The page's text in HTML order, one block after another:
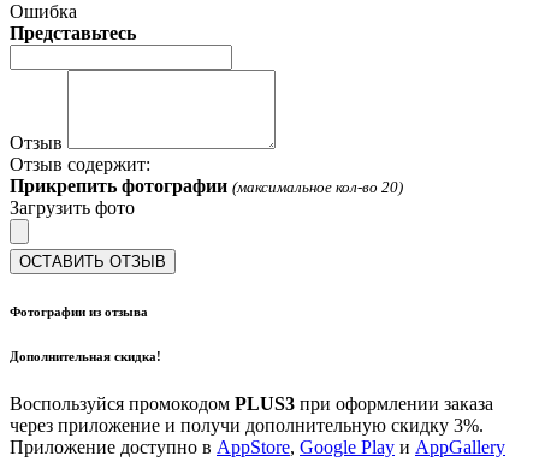
Ошибка
Представьтесь
Отзыв
Отзыв содержит:
Прикрепить фотографии (максимальное кол-во 20)
Загрузить фото
ОСТАВИТЬ ОТЗЫВ
Фотографии из отзыва
Дополнительная скидка!
Воспользуйся промокодом PLUS3 при оформлении заказа
через приложение и получи дополнительную скидку 3%.
Приложение доступно в AppStore, Google Play и AppGallery